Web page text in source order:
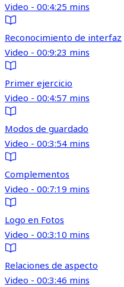
Video - 00:4:25 mins
Reconocimiento de interfaz
Video - 00:9:23 mins
Primer ejercicio
Video - 00:4:57 mins
Modos de guardado
Video - 00:3:54 mins
Complementos
Video - 00:7:19 mins
Logo en Fotos
Video - 00:3:10 mins
Relaciones de aspecto
Video - 00:3:46 mins